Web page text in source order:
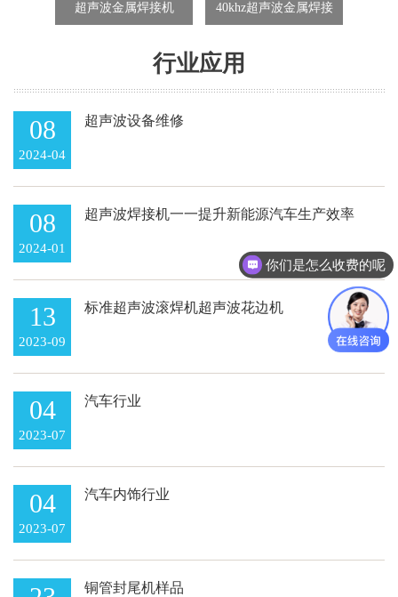
超声波金属焊接机 40khz超声波金属焊接
行业应用
08
2024-04
超声波设备维修
08
2024-01
超声波焊接机一一提升新能源汽车生产效率
13
2023-09
标准超声波滚焊机超声波花边机
04
2023-07
汽车行业
04
2023-07
汽车内饰行业
铜管封尾机样品
你们是怎么收费的呢